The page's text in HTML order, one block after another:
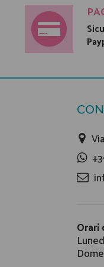
Orari